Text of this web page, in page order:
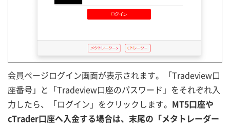
会員ページログイン画面が表示されます。「Tradeview口
座番号」と「Tradeview口座のパスワード」をそれぞれ入
力したら、「ログイン」をクリックします。 MT5口座や
cTrader口座へ入金する場合は、末尾の「メタトレーダー